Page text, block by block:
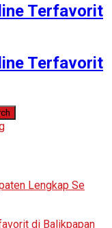
Terfavorit
Terfavorit
Lengkap Se
di Balikpapan